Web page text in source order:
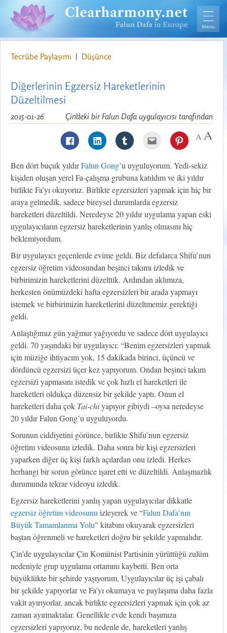
Tecrübe Paylaşımı | Düşünce
Diğerlerinin Egzersiz Hareketlerinin
Düzeltilmesi
Çin'deki bir Falun Dafa uygulayıcısı tarafından
2015-01-26
Ben dört buçuk yıldırFalun Gong’u uyguluyorum. Yedi-sekiz
kişiden oluşan yerel Fa-çalışma grubuna katıldım ve iki yıldır
birlikte Fa’yı okuyoruz. Birlikte egzersizleri yapmak için hiç bir
araya gelmedik, sadece bireysel durumlarda egzersiz
hareketleri düzeltildi. Neredeyse 20 yıldır uygulama yapan eski
uygulayıcıların egzersiz hareketlerinin yanlış olmasını hiç
beklemiyordum.
Bir uygulayıcı geçenlerde evime geldi. Biz defalarca Shifu’nun
egzersiz öğretim videosundan beşinci takımı izledik ve
birbirimizin hareketlerini düzelttik. Ardından aklımıza,
herkesten önümüzdeki hafta egzersizleri bir arada yapmayı
istemek ve birbirimizin hareketlerini düzeltmemiz gerektiği
geldi.
Anlaştığımız gün yağmur yağıyordu ve sadece dört uygulayıcı
geldi. 70 yaşındaki bir uygulayıcı: “Benim egzersizleri yapmak
için müziğe ihtiyacım yok, 15 dakikada birinci, üçüncü ve
dördüncü egzersizi üçer kez yapıyorum. Ondan beşinci takım
egzersizi yapmasını istedik ve çok hızlı el hareketleri ile
hareketleri oldukça düzensiz bir şekilde yaptı. Onun el
hareketleri daha çok Tai-chiyapıyor gibiydi –oysa neredeyse
20 yıldır Falun Gong’u uyguluyordu.
Sorunun ciddiyetini görünce, birlikte Shifu’nun egzersiz
öğretim videosunu izledik. Daha sonra bir kişi egzersizleri
yaparken diğer üç kişi farklı açılardan onu izledi. Herkes
herhangi bir sorun görünce işaret etti ve düzeltildi. Anlaşmazlık
durumunda tekrar videoyu izledik.
Egzersiz hareketlerini yanlış yapan uygulayıcılar dikkatle
egzersiz öğretim videosunuizleyerek ve “Falun Dafa’nın
Büyük Tamamlanma Yolu" kitabını okuyarak egzersizleri
baştan öğrenmeli ve hareketleri doğru bir şekilde yapmalıdır.
Çin'de uygulayıcılar Çin Komünist Partisinin yürüttüğü zulüm
nedeniyle grup uygulama ortamını kaybetti. Ben orta
büyüklükte bir şehirde yaşıyorum. Uygulayıcılar üç işi çabalı
bir şekilde yapıyorlar ve Fa’yı okumaya ve paylaşıma daha fazla
vakit ayırıyorlar, ancak birlikte egzersizleri yapmak için çok az
zaman ayırmaktalar. Genellikle evde kendi başımıza
egzersizleri yapıyoruz, bu nedenle de, hareketleri yanlış